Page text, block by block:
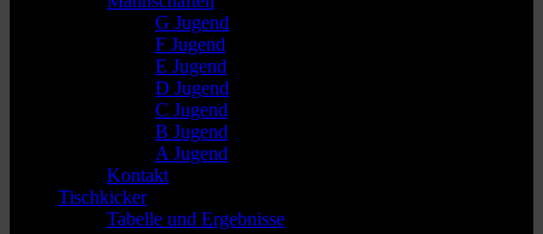
G Jugend
F Jugend
E Jugend
D Jugend
C Jugend
B Jugend
A Jugend
Kontakt
Tischkicker
Tabelle und Ergebnisse